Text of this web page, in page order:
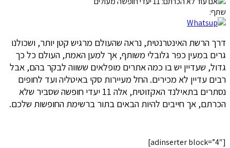
שתף:
דרך הרשת האינטרנטית, נראה שהעולם מרגיש קטן יותר, ושכולנו
גרים במעין כפר גלובלי משותף, אך למען האמת, העולם כל כך
גדול, שעדיין יש בו כמה אתרים מופלאים ששווה לבקר בהם, אבל
רבים עדיין לא מכירים. החל מעיירות סקי באיטליה ועד לחופים
נסתרים בתאילנד האקזוטית, אלה 11 יעדי חופשה שסביר שלא
הכרתם, אך חייבים להיות הבאים בתור ברשימת החופשות שלכם.
[adinserter block=”4″]